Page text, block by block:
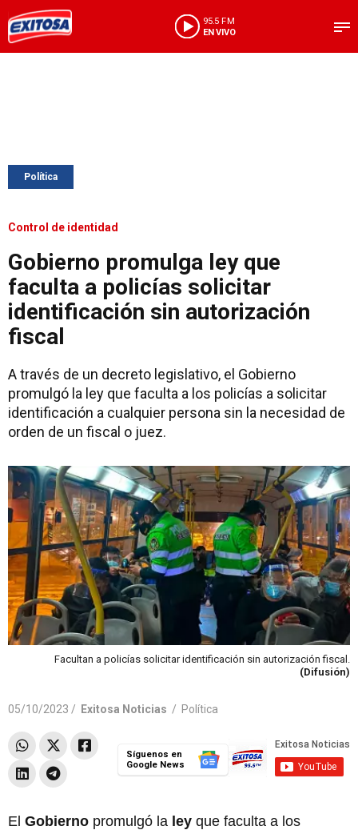
95.5 FM
EN VIVO
Política
Control de identidad
Gobierno promulga ley que
faculta a policías solicitar
identificación sin autorización
fiscal
A través de un decreto legislativo, el Gobierno
promulgó la ley que faculta a los policías a solicitar
identificación a cualquier persona sin la necesidad de
orden de un fiscal o juez.
Facultan a policías solicitar identificación sin autorización fiscal.
(Difusión)
05/10/2023 / Exitosa Noticias / Política
Síguenos en
Google News
El Gobierno promulgó la ley que faculta a los